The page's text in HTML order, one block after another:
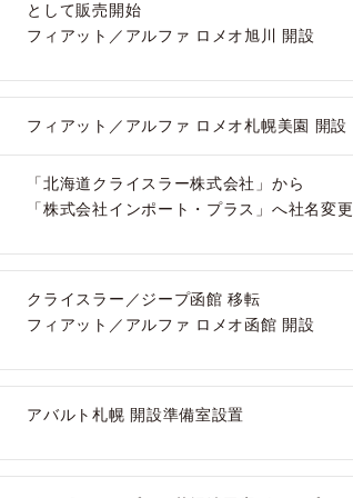
として販売開始
フィアット／アルファ ロメオ旭川 開設
フィアット／アルファ ロメオ札幌美園 開設
「北海道クライスラー株式会社」から
「株式会社インポート・プラス」へ社名変更
クライスラー／ジープ函館 移転
フィアット／アルファ ロメオ函館 開設
アバルト札幌 開設準備室設置